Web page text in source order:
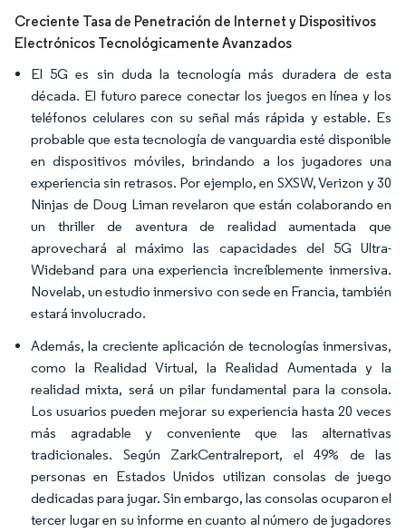
Creciente Tasa de Penetración de Internet y Dispositivos
Electrónicos Tecnológicamente Avanzados
El 5G es sin duda la tecnología más duradera de esta
década. El futuro parece conectar los juegos en línea y los
teléfonos celulares con su señal más rápida y estable. Es
probable que esta tecnología de vanguardia esté disponible
en dispositivos móviles, brindando a los jugadores una
experiencia sin retrasos. Por ejemplo, en SXSW, Verizon y 30
Ninjas de Doug Liman revelaron que están colaborando en
un thriller de aventura de realidad aumentada que
aprovechará al máximo las capacidades del 5G Ultra-
Wideband para una experiencia increíblemente inmersiva.
Novelab, un estudio inmersivo con sede en Francia, también
estará involucrado.
Además, la creciente aplicación de tecnologías inmersivas,
como la Realidad Virtual, la Realidad Aumentada y la
realidad mixta, será un pilar fundamental para la consola.
Los usuarios pueden mejorar su experiencia hasta 20 veces
más agradable y conveniente que las alternativas
tradicionales. Según ZarkCentralreport, el 49% de las
personas en Estados Unidos utilizan consolas de juego
dedicadas para jugar. Sin embargo, las consolas ocuparon el
tercer lugar en su informe en cuanto al número de jugadores